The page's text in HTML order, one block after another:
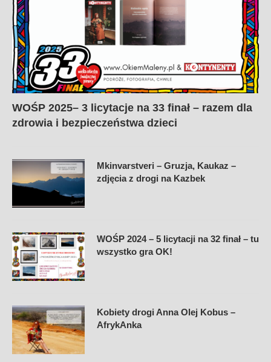
WOŚP 2025– 3 licytacje na 33 finał – razem dla
zdrowia i bezpieczeństwa dzieci
Mkinvarstveri – Gruzja, Kaukaz –
zdjęcia z drogi na Kazbek
WOŚP 2024 – 5 licytacji na 32 finał – tu
wszystko gra OK!
Kobiety drogi Anna Olej Kobus –
AfrykAnka